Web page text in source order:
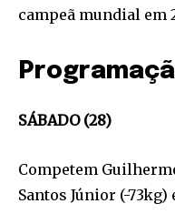
campeã mundial em
SÁBADO (28)
Competem
Santos Júnior (-73kg)